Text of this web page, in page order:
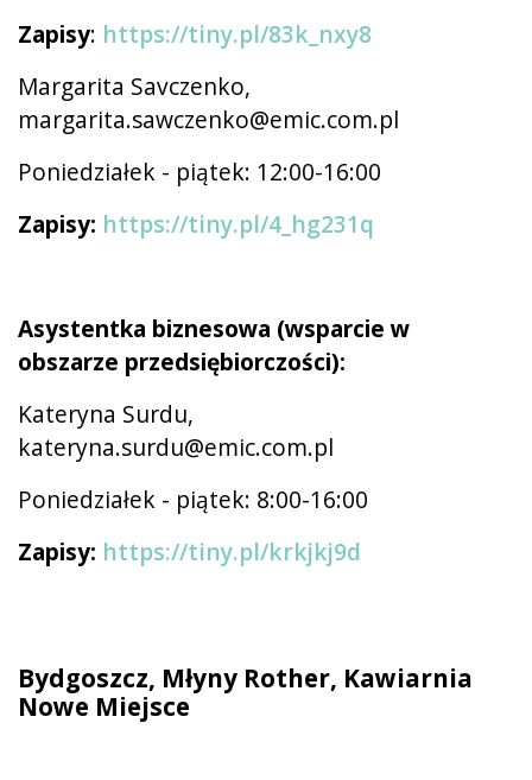
Zapisy: https://tiny.pl/83k_nxy8
Margarita Savczenko,
margarita.sawczenko@emic.com.pl
Poniedziałek - piątek: 12:00-16:00
Zapisy: https://tiny.pl/4_hg231q
Asystentka biznesowa (wsparcie w
obszarze przedsiębiorczości):
Kateryna Surdu,
kateryna.surdu@emic.com.pl
Poniedziałek - piątek: 8:00-16:00
Zapisy: https://tiny.pl/krkjkj9d
Bydgoszcz, Młyny Rother, Kawiarnia
Nowe Miejsce